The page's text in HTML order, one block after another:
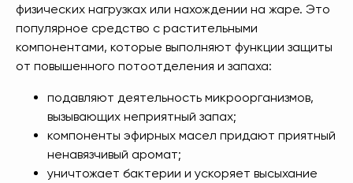
физических нагрузках или нахождении на жаре. Это
популярное средство с растительными
компонентами, которые выполняют функции защиты
от повышенного потоотделения и запаха:
подавляют деятельность микроорганизмов,
вызывающих неприятный запах;
компоненты эфирных масел придают приятный
ненавязчивый аромат;
уничтожает бактерии и ускоряет высыхание